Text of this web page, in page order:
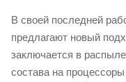
В своей последней
предлагают новый
заключается в
состава на